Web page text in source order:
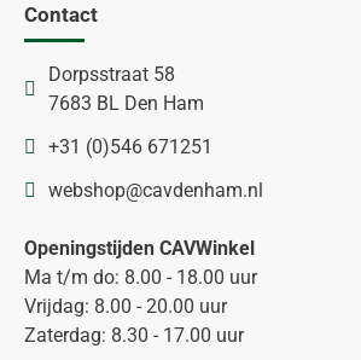
Contact
Dorpsstraat 58
7683 BL Den Ham
+31 (0)546 671251
webshop@cavdenham.nl
Openingstijden CAVWinkel
Ma t/m do: 8.00 - 18.00 uur
Vrijdag: 8.00 - 20.00 uur
Zaterdag: 8.30 - 17.00 uur